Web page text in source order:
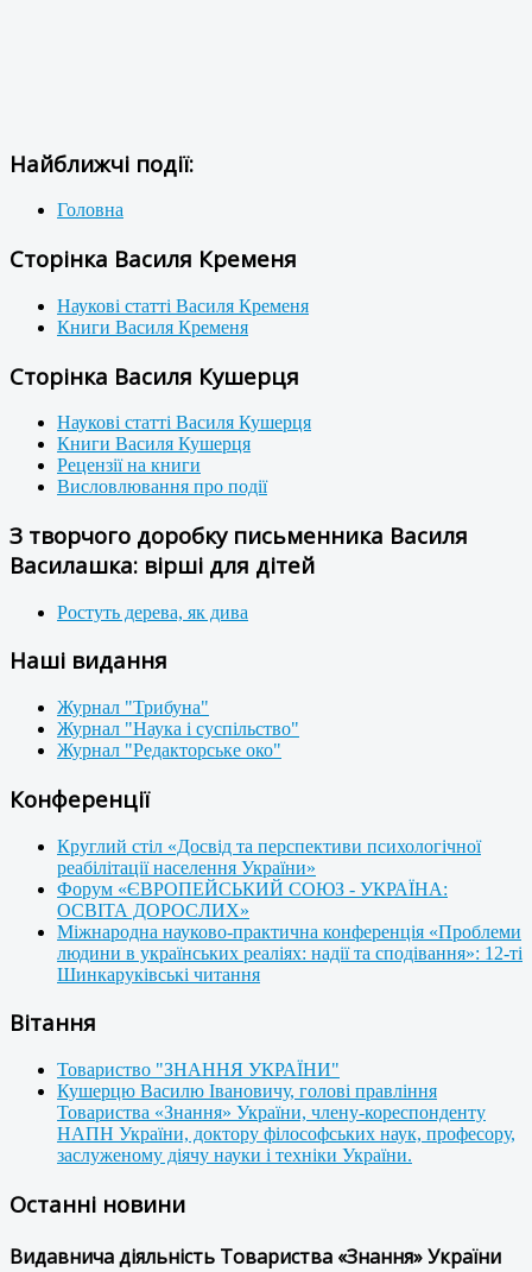
Найближчі події:
Головна
Сторінка Василя Кременя
Наукові статті Василя Кременя
Книги Василя Кременя
Сторінка Василя Кушерця
Наукові статті Василя Кушерця
Книги Василя Кушерця
Рецензії на книги
Висловлювання про події
З творчого доробку письменника Василя
Василашка: вірші для дітей
Ростуть дерева, як дива
Наші видання
Журнал "Трибуна"
Журнал "Наука і суспільство"
Журнал "Редакторське око"
Конференції
Круглий стіл «Досвід та перспективи психологічної
реабілітації населення України»
Форум «ЄВРОПЕЙСЬКИЙ СОЮЗ - УКРАЇНА:
ОСВІТА ДОРОСЛИХ»
Міжнародна науково-практична конференція «Проблеми
людини в українських реаліях: надії та сподівання»: 12-ті
Шинкаруківські читання
Вітання
Товариство "ЗНАННЯ УКРАЇНИ"
Кушерцю Василю Івановичу, голові правління
Товариства «Знання» України, члену-кореспонденту
НАПН України, доктору філософських наук, професору,
заслуженому діячу науки і техніки України.
Останні новини
Видавнича діяльність Товариства «Знання» України